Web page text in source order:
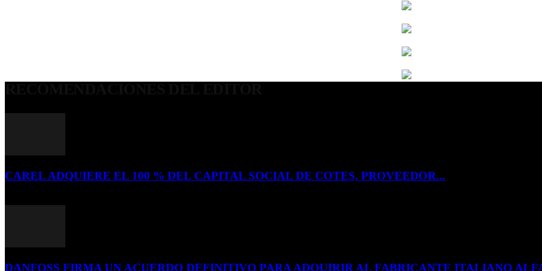
CAREL ADQUIERE EL 100 % DEL CAPITAL SOCIAL DE COTES, PROVEEDOR...
DANFOSS FIRMA UN ACUERDO DEFINITIVO PARA ADQUIRIR AL FABRICANTE ITALIANO